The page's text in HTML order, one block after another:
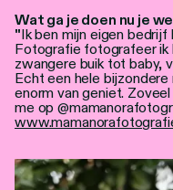
Wat ga je doen nu je
"Ik ben mijn eigen
Fotografie fotografeer ik
zwangere buik tot baby,
Echt een hele bijzondere
enorm van geniet.
me op